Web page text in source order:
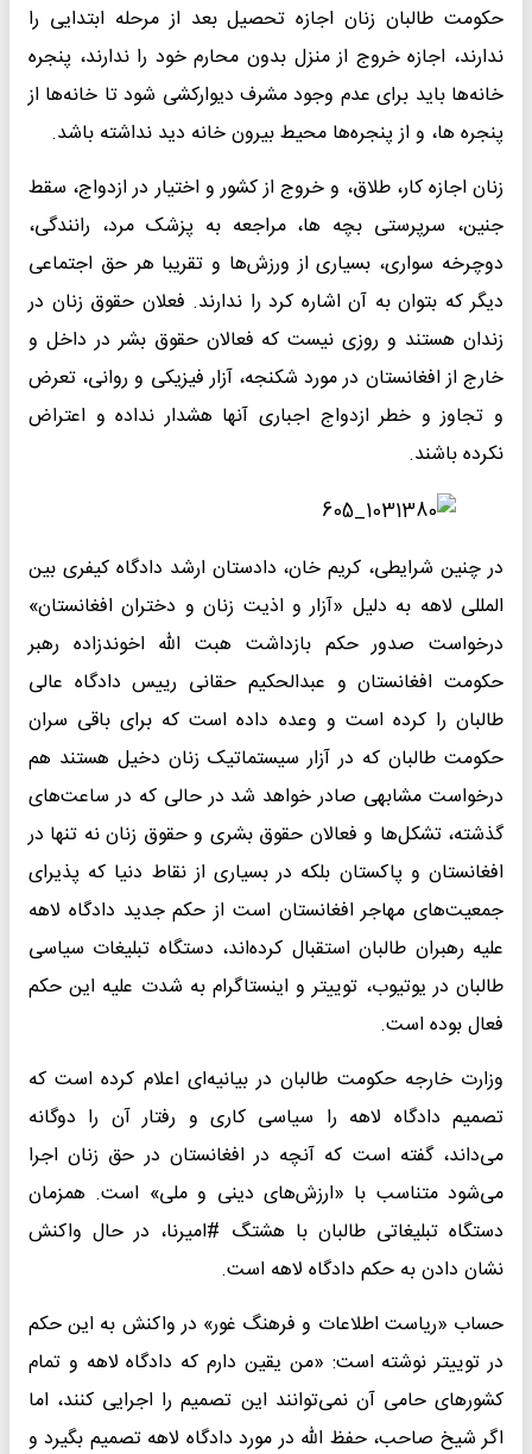
حکومت طالبان زنان اجازه تحصیل بعد از مرحله ابتدایی را
ندارند، اجازه خروج از منزل بدون محارم خود را ندارند، پنجره
خانه‌ها باید برای عدم وجود مشرف دیوارکشی شود تا خانه‌ها از
پنجره ها، و از پنجره‌ها محیط بیرون خانه دید نداشته باشد.
زنان اجازه کار، طلاق، و خروج از کشور و اختیار در ازدواج، سقط
جنین، سرپرستی بچه ها، مراجعه به پزشک مرد، رانندگی،
دوچرخه سواری، بسیاری از ورزش‌ها و تقریبا هر حق اجتماعی
دیگر که بتوان به آن اشاره کرد را ندارند. فعلان حقوق زنان در
زندان هستند و روزی نیست که فعالان حقوق بشر در داخل و
خارج از افغانستان در مورد شکنجه، آزار فیزیکی و روانی، تعرض
و تجاوز و خطر ازدواج اجباری آنها هشدار نداده و اعتراض
نکرده باشند.
در چنین شرایطی، کریم خان، دادستان ارشد دادگاه کیفری بین
المللی لاهه به دلیل «آزار و اذیت زنان و دختران افغانستان»
درخواست صدور حکم بازداشت هبت الله اخوندزاده رهبر
حکومت افغانستان و عبدالحکیم حقانی رییس دادگاه عالی
طالبان را کرده است و وعده داده است که برای باقی سران
حکومت طالبان که در آزار سیستماتیک زنان دخیل هستند هم
درخواست مشابهی صادر خواهد شد در حالی که در ساعت‌های
گذشته، تشکل‌ها و فعالان حقوق بشری و حقوق زنان نه تنها در
افغانستان و پاکستان بلکه در بسیاری از نقاط دنیا که پذیرای
جمعیت‌های مهاجر افغانستان است از حکم جدید دادگاه لاهه
علیه رهبران طالبان استقبال کرده‌اند، دستگاه تبلیغات سیاسی
طالبان در یوتیوب، توییتر و اینستاگرام به شدت علیه این حکم
فعال بوده است.
وزارت خارجه حکومت طالبان در بیانیه‌ای اعلام کرده است که
تصمیم دادگاه لاهه را سیاسی کاری و رفتار آن را دوگانه
می‌داند، گفته است که آنچه در افغانستان در حق زنان اجرا
می‌شود متناسب با «ارزش‌های دینی و ملی» است. همزمان
دستگاه تبلیغاتی طالبان با هشتگ #امیرنا، در حال واکنش
نشان دادن به حکم دادگاه لاهه است.
حساب «ریاست اطلاعات و فرهنگ غور» در واکنش به این حکم
در توییتر نوشته است: «من یقین دارم که دادگاه لاهه و تمام
کشور‌های حامی آن نمی‌توانند این تصمیم را اجرایی کنند، اما
اگر شیخ صاحب، حفظ الله در مورد دادگاه لاهه تصمیم بگیرد و